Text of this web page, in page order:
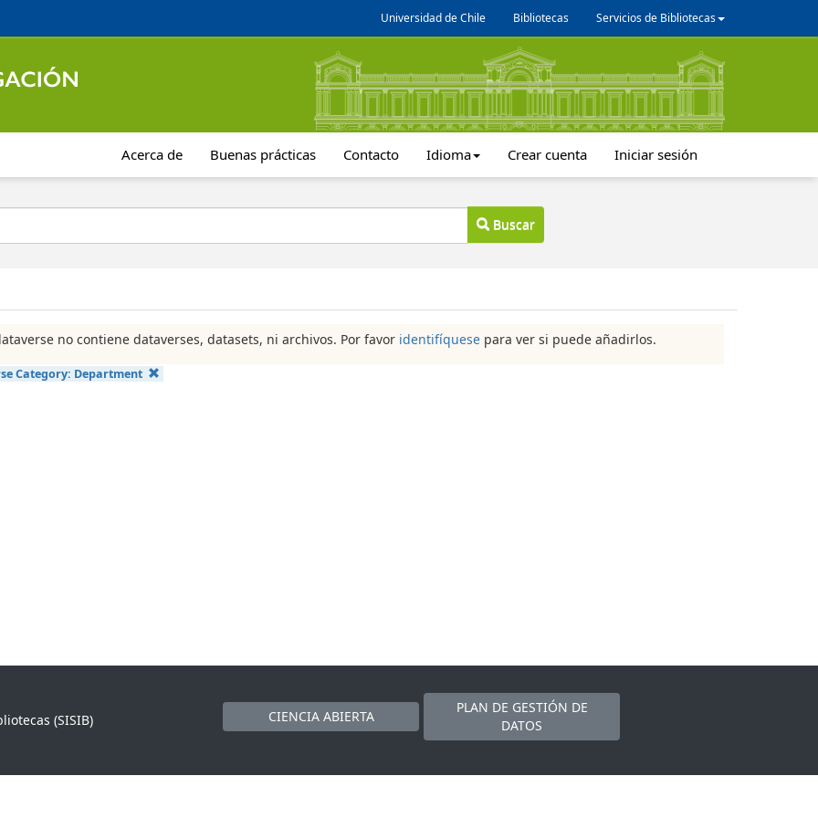
Universidad de Chile Bibliotecas Servicios de Bibliotecas
Acerca de Buenas prácticas Contacto Idioma Crear cuenta Iniciar sesión
Buscar
no contiene dataverses, datasets, ni archivos. Por favor identifíquese para ver si puede añadirlos.
Category: Department
(SISIB)
CIENCIA ABIERTA
PLAN DE GESTIÓN DE
DATOS